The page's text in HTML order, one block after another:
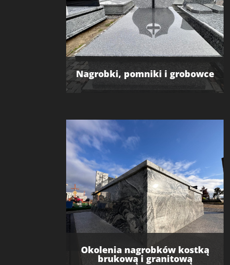
Nagrobki, pomniki i grobowce
Okolenia nagrobków kostką
brukową i granitową